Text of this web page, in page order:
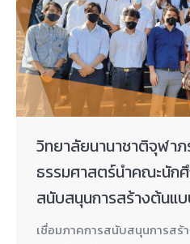
วิทยาลัยนานาชาติจุฬา
ธรรมศาสตร์นำคณะนัก
สนับสนุนการสร้างต้นแ
เชื่อมภาคการสนับสนุนการสร้